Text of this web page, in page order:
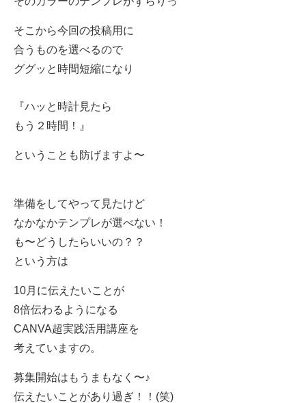
そこから今回の投稿用に
合うものを選べるので
ググッと時間短縮になり
『ハッと時計見たら
もう２時間！』
ということも防げますよ〜
準備をしてやって見たけど
なかなかテンプレが選べない！
も〜どうしたらいいの？？
という方は
10月に伝えたいことが
8倍伝わるようになる
CANVA超実践活用講座を
考えていますの。
募集開始はもうまもなく〜♪
伝えたいことがあり過ぎ！！(笑)